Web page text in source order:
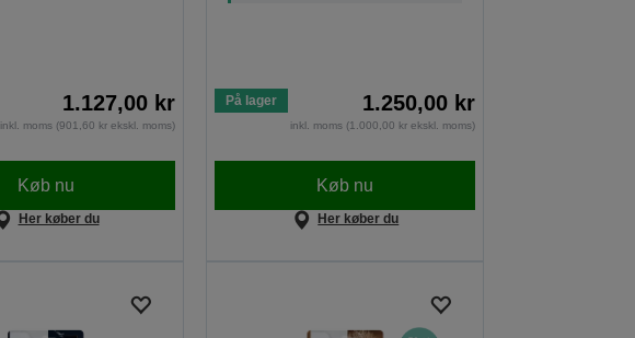
1.127,00 kr
inkl. moms (901,60 kr ekskl. moms)
Køb nu
Her køber du
På lager 1.250,00 kr
inkl. moms (1.000,00 kr ekskl. moms)
Køb nu
Her køber du